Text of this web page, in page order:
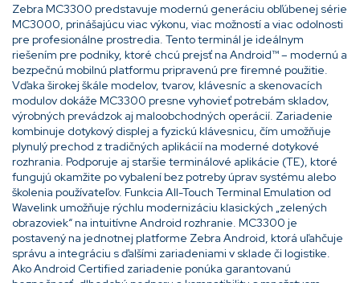
Zebra MC3300 predstavuje modernú generáciu obľúbenej série
MC3000, prinášajúcu viac výkonu, viac možností a viac odolnosti
pre profesionálne prostredia. Tento terminál je ideálnym
riešením pre podniky, ktoré chcú prejsť na Android™ – modernú a
bezpečnú mobilnú platformu pripravenú pre firemné použitie.
Vďaka širokej škále modelov, tvarov, klávesníc a skenovacích
modulov dokáže MC3300 presne vyhovieť potrebám skladov,
výrobných prevádzok aj maloobchodných operácií. Zariadenie
kombinuje dotykový displej a fyzickú klávesnicu, čím umožňuje
plynulý prechod z tradičných aplikácií na moderné dotykové
rozhrania. Podporuje aj staršie terminálové aplikácie (TE), ktoré
fungujú okamžite po vybalení bez potreby úprav systému alebo
školenia používateľov. Funkcia All-Touch Terminal Emulation od
Wavelink umožňuje rýchlu modernizáciu klasických „zelených
obrazoviek“ na intuitívne Android rozhranie. MC3300 je
postavený na jednotnej platforme Zebra Android, ktorá uľahčuje
správu a integráciu s ďalšími zariadeniami v sklade či logistike.
Ako Android Certified zariadenie ponúka garantovanú